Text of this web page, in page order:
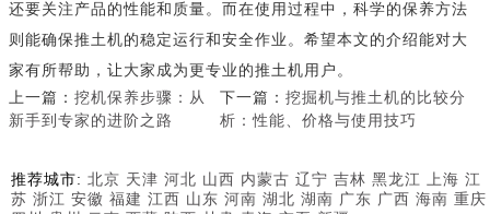
还要关注产品的性能和质量。而在使用过程中，科学的保养方法
则能确保推土机的稳定运行和安全作业。希望本文的介绍能对大
家有所帮助，让大家成为更专业的推土机用户。
上一篇： 挖机保养步骤：从
新手到专家的进阶之路
下一篇： 挖掘机与推土机的比较分
析：性能、价格与使用技巧
推荐城市: 北京 天津 河北 山西 内蒙古 辽宁 吉林 黑龙江 上海 江
苏 浙江 安徽 福建 江西 山东 河南 湖北 湖南 广东 广西 海南 重庆